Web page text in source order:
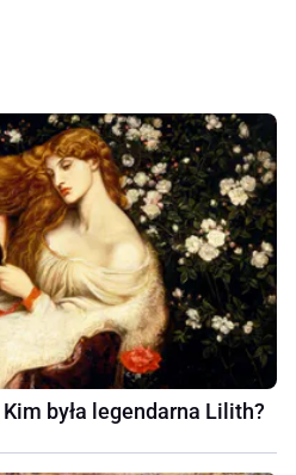
była legendarna Lilith?